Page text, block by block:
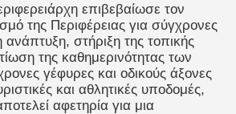
επιβεβαίωσε τον
της Περιφέρειας για σύγχρονες
στήριξη της τοπικής
της καθημερινότητας των
γέφυρες και οδικούς άξονες
και αθλητικές υποδομές,
αφετηρία για μια